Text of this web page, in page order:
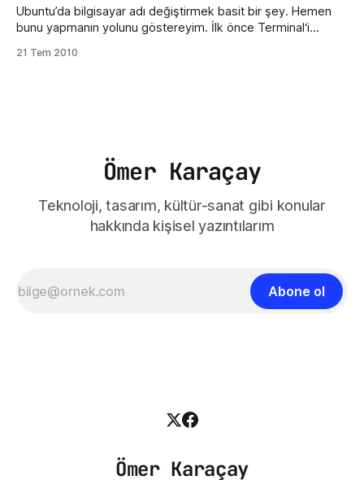
Ubuntu’da bilgisayar adı değiştirmek basit bir şey. Hemen
bunu yapmanın yolunu göstereyim. İlk önce Terminal‘i
giriyoruz ve bir metin editörü açılacak orayadaki bilgisayar
21 Tem 2010
Ömer Karaçay
Teknoloji, tasarım, kültür-sanat gibi konular
hakkında kişisel yazıntılarım
Abone ol
Ömer Karaçay